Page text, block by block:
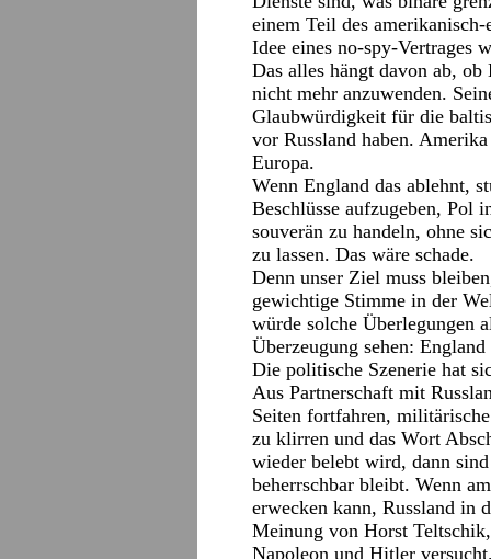
einem Teil des
Idee eines no-spy-Vertrages
Das alles hängt davon ab,
nicht mehr anzuwenden.
Glaubwürdigkeit für die
vor Russland haben.
Europa.
Wenn England das ablehnt,
Beschlüsse aufzugeben, Pol
souverän zu handeln, ohne
zu lassen. Das wäre schade.
Denn unser Ziel muss
gewichtige Stimme in der
würde solche Überlegungen
Überzeugung sehen:
Die politische Szenerie hat
Aus Partnerschaft mit
Seiten fortfahren,
zu klirren und das Wort
wieder belebt wird, dann
beherrschbar bleibt. Wenn
erwecken kann, Russland in
Meinung von Horst
Napoleon und Hitler